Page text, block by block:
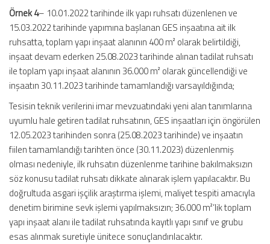
Örnek 4– 10.01.2022 tarihinde ilk yapı ruhsatı düzenlenen ve
15.03.2022 tarihinde yapımına başlanan GES inşaatına ait ilk
ruhsatta, toplam yapı inşaat alanının 400 m² olarak belirtildiği,
inşaat devam ederken 25.08.2023 tarihinde alınan tadilat ruhsatı
ile toplam yapı inşaat alanının 36.000 m² olarak güncellendiği ve
inşaatın 30.11.2023 tarihinde tamamlandığı varsayıldığında;
Tesisin teknik verilerini imar mevzuatındaki yeni alan tanımlarına
uyumlu hale getiren tadilat ruhsatının, GES inşaatları için öngörülen
12.05.2023 tarihinden sonra (25.08.2023 tarihinde) ve inşaatın
fiilen tamamlandığı tarihten önce (30.11.2023) düzenlenmiş
olması nedeniyle, ilk ruhsatın düzenlenme tarihine bakılmaksızın
söz konusu tadilat ruhsatı dikkate alınarak işlem yapılacaktır. Bu
doğrultuda asgari işçilik araştırma işlemi, maliyet tespiti amacıyla
denetim birimine sevk işlemi yapılmaksızın; 36.000 m²’lik toplam
yapı inşaat alanı ile tadilat ruhsatında kayıtlı yapı sınıf ve grubu
esas alınmak suretiyle ünitece sonuçlandırılacaktır.